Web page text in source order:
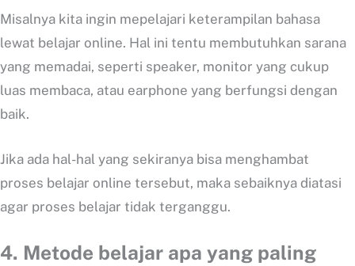
Misalnya kita ingin mepelajari keterampilan bahasa
lewat belajar online. Hal ini tentu membutuhkan sarana
yang memadai, seperti speaker, monitor yang cukup
luas membaca, atau earphone yang berfungsi dengan
baik.
Jika ada hal-hal yang sekiranya bisa menghambat
proses belajar online tersebut, maka sebaiknya diatasi
agar proses belajar tidak terganggu.
4. Metode belajar apa yang paling